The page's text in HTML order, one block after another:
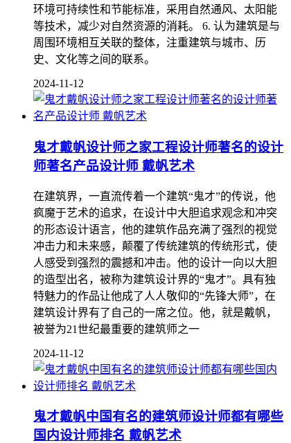
环境可持续性和节能标准，采用自然通风、太阳能
等技术，减少对自然资源的消耗。 6. 认为建筑是与
周围环境相互关联的整体，注重建筑与城市、历
史、文化等之间的联系。
2024-11-12
鬼才戴帆设计师之家工程设计师著名的设计
师著名产品设计师 戴帆艺术
在建筑界，一直流传着一个建筑“鬼才”的传说，他
疯魔于艺术的追求，在设计中大胆追求观念和冲突
的形态设计语言，他的建筑作品充满了强烈的视觉
冲击力和未来感，颠覆了传统建筑的传统形式，使
人感受到强烈的震撼和冲击。他的设计一向以大胆
的造型出名，被称为建筑设计界的“鬼才”。具有独
特魅力的作品让他成了人人敬仰的“先锋大师”，在
建筑设计界有了自己的一席之位。他，就是戴帆，
被誉为21世纪最重要的建筑师之一
2024-11-12
鬼才戴帆中国有名的建筑师设计师都有哪些
国内设计师排名 戴帆艺术